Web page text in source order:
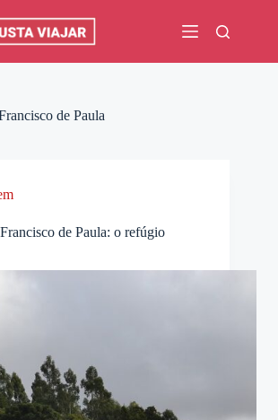
de Paula
de Paula: o refúgio